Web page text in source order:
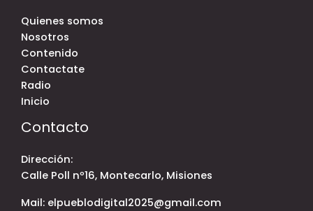
Quienes somos
Nosotros
Contenido
Contactate
Radio
Inicio
Contacto
Dirección:
Calle Poll nº16, Montecarlo, Misiones
Mail: elpueblodigital2025@gmail.com